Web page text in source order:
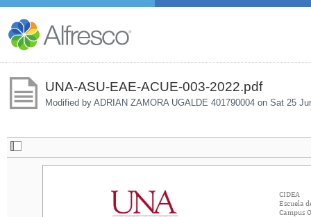
UNA-ASU-EAE-ACUE-003-2022.pdf
Modified by ADRIAN ZAMORA UGALDE 401790004 on Sat 25
IDEA
scuela de
ampus Oma
CIDEA
Escuela
Campus